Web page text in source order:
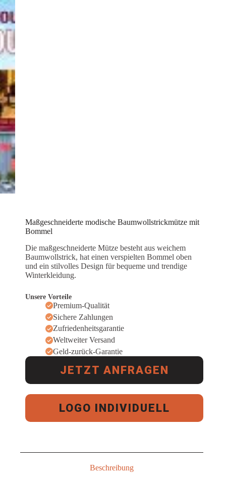
Maßgeschneiderte modische Baumwollstrickmütze mit
Bommel
Die maßgeschneiderte Mütze besteht aus weichem
Baumwollstrick, hat einen verspielten Bommel oben
und ein stilvolles Design für bequeme und trendige
Winterkleidung.
Unsere Vorteile
Premium-Qualität
Sichere Zahlungen
Zufriedenheitsgarantie
Weltweiter Versand
Geld-zurück-Garantie
JETZT ANFRAGEN
LOGO INDIVIDUELL
Beschreibung